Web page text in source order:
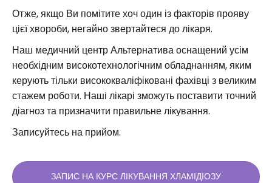
Отже, якщо Ви помітите хоч один із факторів прояву
цієї хвороби, негайно звертайтеся до лікаря.
Наш медичний центр Альтернатива оснащений усім
необхідним високотехнологічним обладнанням, яким
керують тільки висококваліфіковані фахівці з великим
стажем роботи. Наші лікарі зможуть поставити точний
діагноз та призначити правильне лікування.
Записуйтесь на прийом.
ЗАПИС НА КУРС ЛІКУВАННЯ ХЛАМІДІОЗУ